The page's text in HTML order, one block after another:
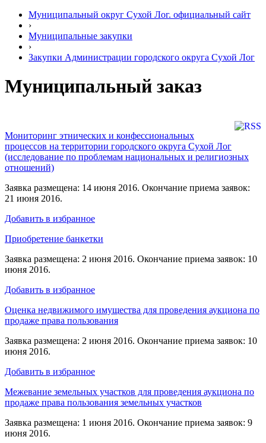
Муниципальный округ Сухой Лог. официальный сайт
›
Муниципальные закупки
›
Закупки Администрации городского округа Сухой Лог
Муниципальный заказ
Мониторинг этнических и конфессиональных
процессов на территории городского округа Сухой Лог
(исследование по проблемам национальных и религиозных
отношений)
Заявка размещена: 14 июня 2016. Окончание приема заявок:
21 июня 2016.
Добавить в избранное
Приобретение банкетки
Заявка размещена: 2 июня 2016. Окончание приема заявок: 10
июня 2016.
Добавить в избранное
Оценка недвижимого имущества для проведения аукциона по
продаже права пользования
Заявка размещена: 2 июня 2016. Окончание приема заявок: 10
июня 2016.
Добавить в избранное
Межевание земельных участков для проведения аукциона по
продаже права пользования земельных участков
Заявка размещена: 1 июня 2016. Окончание приема заявок: 9
июня 2016.